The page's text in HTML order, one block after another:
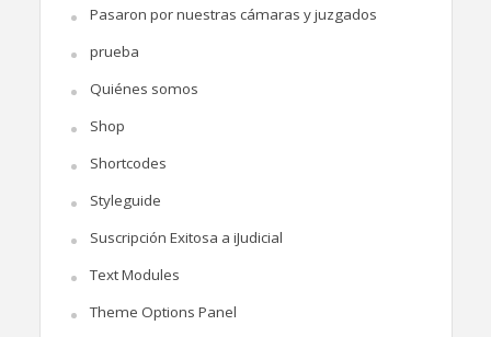
Pasaron por nuestras cámaras y juzgados
prueba
Quiénes somos
Shop
Shortcodes
Styleguide
Suscripción Exitosa a iJudicial
Text Modules
Theme Options Panel